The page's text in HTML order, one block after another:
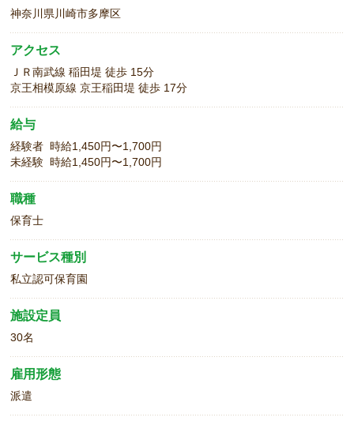
神奈川県川崎市多摩区
アクセス
ＪＲ南武線 稲田堤 徒歩 15分
京王相模原線 京王稲田堤 徒歩 17分
給与
経験者 時給1,450円〜1,700円
未経験 時給1,450円〜1,700円
職種
保育士
サービス種別
私立認可保育園
施設定員
30名
雇用形態
派遣